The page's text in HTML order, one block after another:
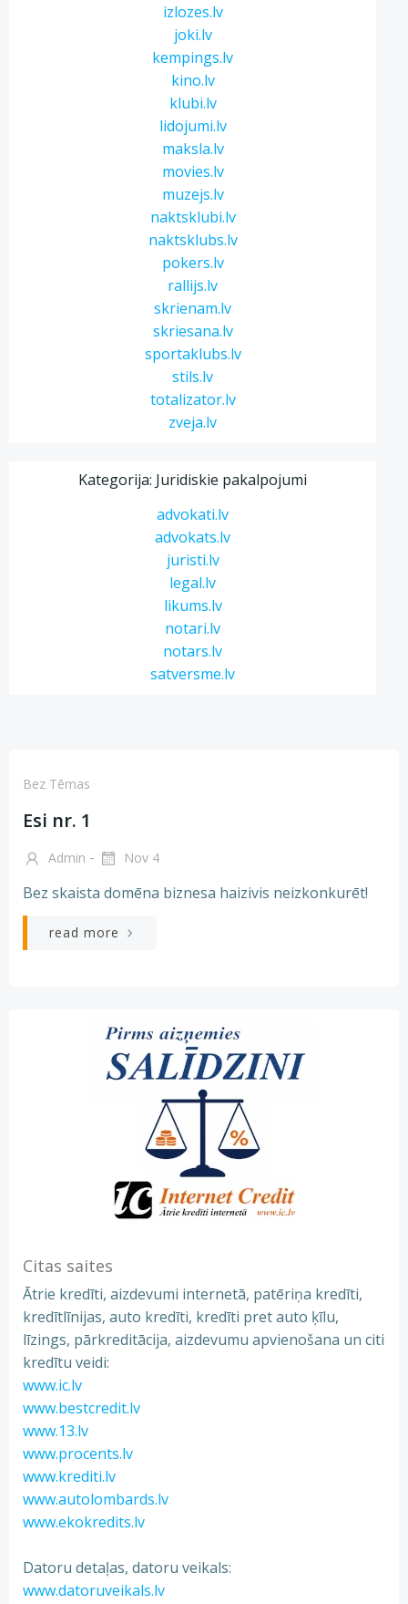
izlozes.lv
joki.lv
kempings.lv
kino.lv
klubi.lv
lidojumi.lv
maksla.lv
movies.lv
muzejs.lv
naktsklubi.lv
naktsklubs.lv
pokers.lv
rallijs.lv
skrienam.lv
skriesana.lv
sportaklubs.lv
stils.lv
totalizator.lv
zveja.lv
Kategorija: Juridiskie pakalpojumi
advokati.lv
advokats.lv
juristi.lv
legal.lv
likums.lv
notari.lv
notars.lv
satversme.lv
Bez Tēmas
Esi nr. 1
Admin - Nov 4
Bez skaista domēna biznesa haizivis neizkonkurēt!
read more
Citas saites
Ātrie kredīti, aizdevumi internetā, patēriņa kredīti,
kredītlīnijas, auto kredīti, kredīti pret auto ķīlu,
līzings, pārkreditācija, aizdevumu apvienošana un citi
kredītu veidi:
www.ic.lv
www.bestcredit.lv
www.13.lv
www.procents.lv
www.krediti.lv
www.autolombards.lv
www.ekokredits.lv
Datoru detaļas, datoru veikals:
www.datoruveikals.lv